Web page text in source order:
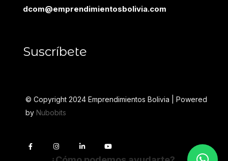
dcom@emprendimientosbolivia.com
Suscríbete
© Copyright 2024 Emprendimientos Bolivia | Powered
by Nubobits
a
c
n
t
i
k
o
t